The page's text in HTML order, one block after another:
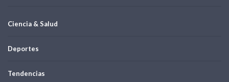
Ciencia & Salud
Deportes
Tendencias